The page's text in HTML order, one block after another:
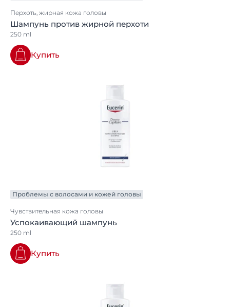
Перхоть, жирная кожа головы
Шампунь против жирной перхоти
250 ml
Купить
Проблемы с волосами и кожей головы
Чувствительная кожа головы
Успокаивающий шампунь
250 ml
Купить